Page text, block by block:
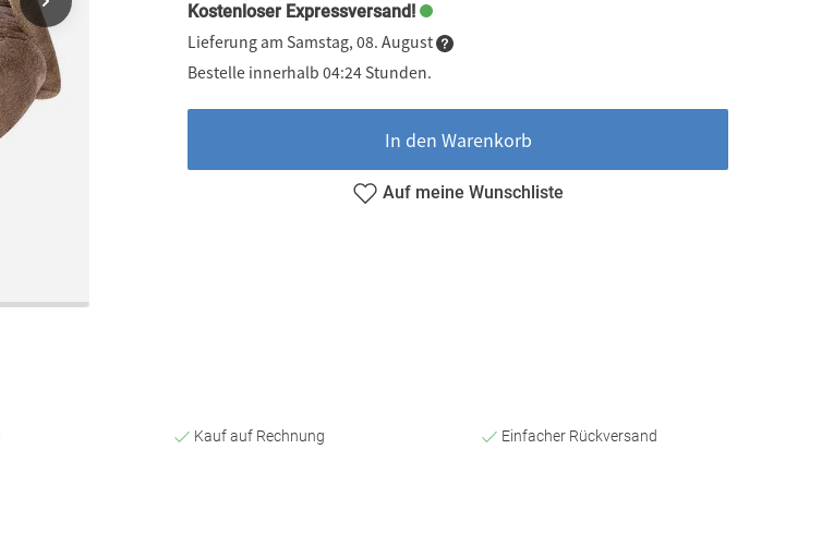
Kostenloser Expressversand!
Lieferung am Samstag, 08. August
Bestelle innerhalb 04:24 Stunden.
In den Warenkorb
Auf meine Wunschliste
Kauf auf Rechnung Einfacher Rückversand